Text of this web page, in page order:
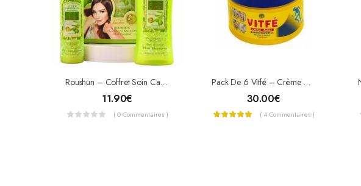
Roushun – Coffret Soin Capillaire Nutritif – Shampoing & Après-Shampoing À L’Extrait D’Olive
11.90€
( 0 Commentaires )
Pack De 6 Vitfé – Crème Mentholée Pour Douleurs Super Powerful
30.00€
( 4 Commentaires )